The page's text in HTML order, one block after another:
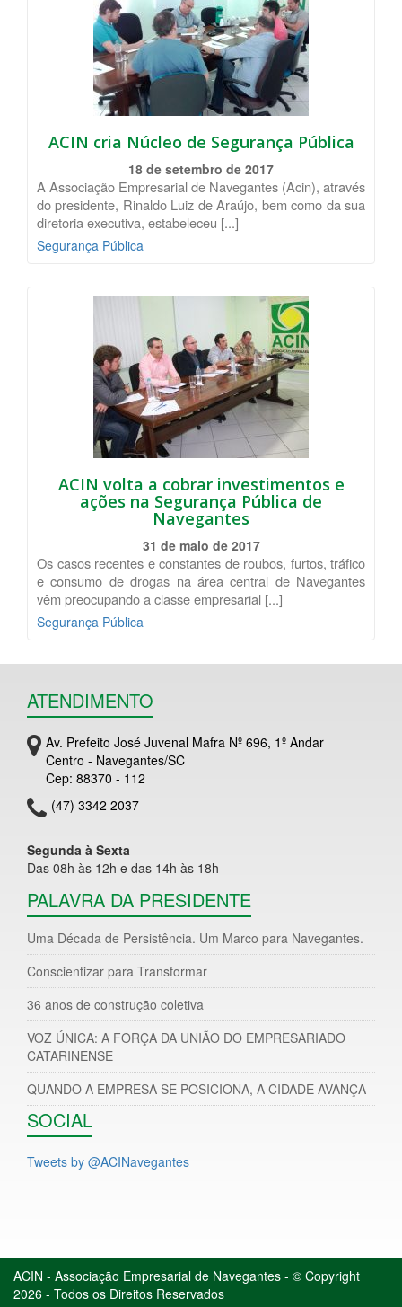
ACIN cria Núcleo de Segurança Pública
18 de setembro de 2017
A Associação Empresarial de Navegantes (Acin), através
do presidente, Rinaldo Luiz de Araújo, bem como da sua
diretoria executiva, estabeleceu [...]
Segurança Pública
ACIN volta a cobrar investimentos e
ações na Segurança Pública de
Navegantes
31 de maio de 2017
Os casos recentes e constantes de roubos, furtos, tráfico
e consumo de drogas na área central de Navegantes
vêm preocupando a classe empresarial [...]
Segurança Pública
ATENDIMENTO
Av. Prefeito José Juvenal Mafra Nº 696, 1º Andar
Centro - Navegantes/SC
Cep: 88370 - 112
(47) 3342 2037
Segunda à Sexta
Das 08h às 12h e das 14h às 18h
PALAVRA DA PRESIDENTE
Uma Década de Persistência. Um Marco para Navegantes.
Conscientizar para Transformar
36 anos de construção coletiva
VOZ ÚNICA: A FORÇA DA UNIÃO DO EMPRESARIADO
CATARINENSE
QUANDO A EMPRESA SE POSICIONA, A CIDADE AVANÇA
SOCIAL
Tweets by @ACINavegantes
ACIN - Associação Empresarial de Navegantes - © Copyright
2026 - Todos os Direitos Reservados